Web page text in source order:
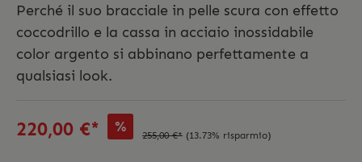
Perché il suo bracciale in pelle scura con effetto
coccodrillo e la cassa in acciaio inossidabile
color argento si abbinano perfettamente a
qualsiasi look.
220,00 €* % 255,00 €* (13.73% risparmio)